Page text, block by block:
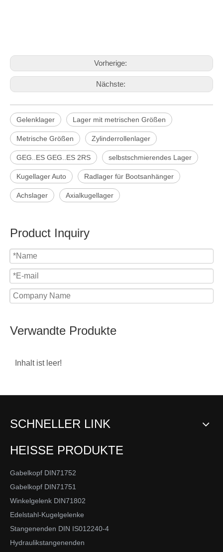
Vorherige:
Nächste:
Gelenklager Lager mit metrischen Größen
Metrische Größen Zylinderrollenlager
GEG..ES GEG..ES 2RS selbstschmierendes Lager
Kugellager Auto Radlager für Bootsanhänger
Achslager Axialkugellager
Product Inquiry
Verwandte Produkte
Zinklegierungskugelgel
Inhalt ist leer!
SCHNELLER LINK
HEISSE PRODUKTE
Gabelkopf DIN71752
Gabelkopf DIN71751
Winkelgelenk DIN71802
Edelstahl-Kugelgelenke
Stangenenden DIN IS012240-4
Hydraulikstangenenden